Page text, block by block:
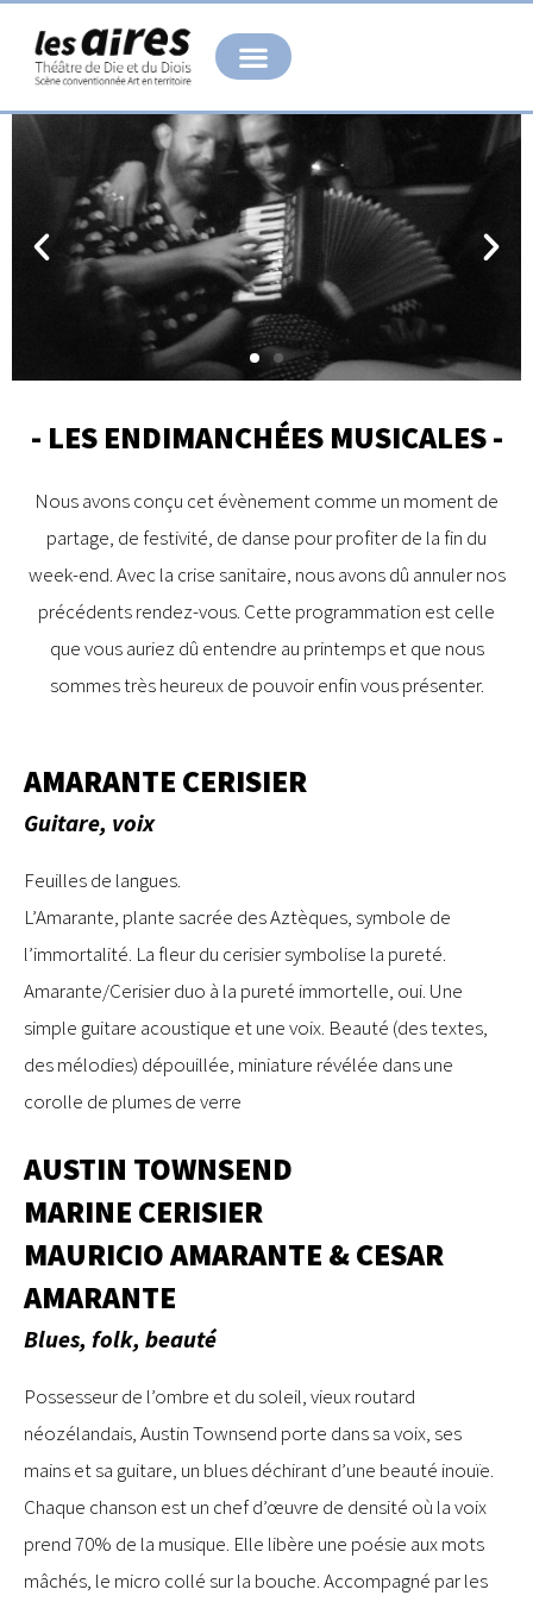
contenu
- LES ENDIMANCHÉES MUSICALES -
Nous avons conçu cet évènement comme un moment de
partage, de festivité, de danse pour profiter de la fin du
week-end. Avec la crise sanitaire, nous avons dû annuler nos
précédents rendez-vous. Cette programmation est celle
que vous auriez dû entendre au printemps et que nous
sommes très heureux de pouvoir enfin vous présenter.
AMARANTE CERISIER
Guitare, voix
Feuilles de langues.
L’Amarante, plante sacrée des Aztèques, symbole de
l’immortalité. La fleur du cerisier symbolise la pureté.
Amarante/Cerisier duo à la pureté immortelle, oui. Une
simple guitare acoustique et une voix. Beauté (des textes,
des mélodies) dépouillée, miniature révélée dans une
corolle de plumes de verre
AUSTIN TOWNSEND
MARINE CERISIER
MAURICIO AMARANTE & CESAR
AMARANTE
Blues, folk, beauté
Possesseur de l’ombre et du soleil, vieux routard
néozélandais, Austin Townsend porte dans sa voix, ses
mains et sa guitare, un blues déchirant d’une beauté inouïe.
Chaque chanson est un chef d’œuvre de densité où la voix
prend 70% de la musique. Elle libère une poésie aux mots
mâchés, le micro collé sur la bouche. Accompagné par les